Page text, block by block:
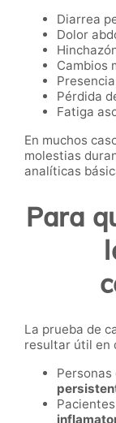
Diarrea
Dolor
Cambios
Pérdida
Fatiga
En muchos
molestias
analíticas
Para
La prueba de
resultar útil en
Personas